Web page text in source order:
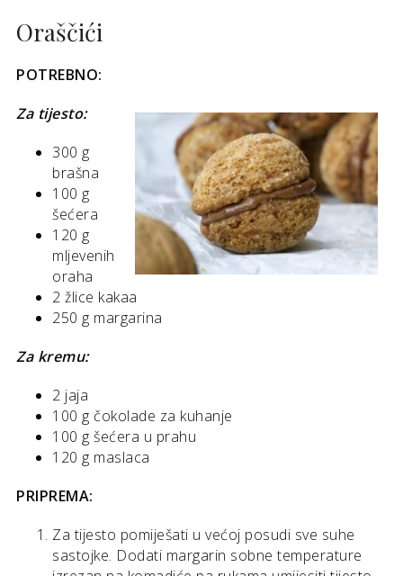
Oraščići
POTREBNO:
Za tijesto:
300 g
brašna
100 g
šećera
120 g
mljevenih
oraha
2 žlice kakaa
250 g margarina
Za kremu:
2 jaja
100 g čokolade za kuhanje
100 g šećera u prahu
120 g maslaca
PRIPREMA:
Za tijesto pomiješati u većoj posudi sve suhe
sastojke. Dodati margarin sobne temperature